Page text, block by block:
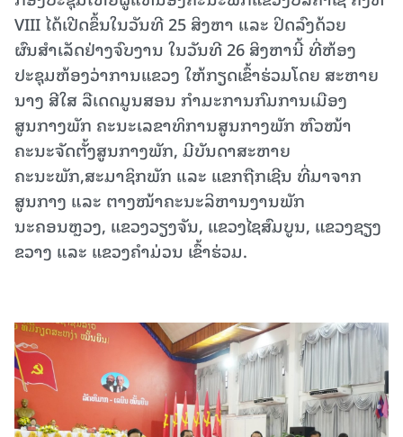
VIII ໄດ້ເປີດຂຶ້ນໃນວັນທີ 25 ສິງຫາ ແລະ ປິດລົງດ້ວຍ
ຜົນສຳເລັດຢ່າງຈົບງານ ໃນວັນທີ 26 ສິງຫານີ້ ທີ່ຫ້ອງ
ປະຊຸມຫ້ອງວ່າການແຂວງ ໃຫ້ກຽດເຂົ້າຮ່ວມໂດຍ ສະຫາຍ
ນາງ ສີໃສ ລືເດດມູນສອນ ກໍາມະການກົມການເມືອງ
ສູນກາງພັກ ຄະນະເລຂາທິການສູນກາງພັກ ຫົວໜ້າ
ຄະນະຈັດຕັ້ງສູນກາງພັກ, ມີບັນດາສະຫາຍ
ຄະນະພັກ,ສະມາຊິກພັກ ແລະ ແຂກຖືກເຊີນ ທີ່ມາຈາກ
ສູນກາງ ແລະ ຕາງໜ້າຄະນະລິຫານງານພັກ
ນະຄອນຫຼວງ, ແຂວງວຽງຈັນ, ແຂວງໄຊສົມບູນ, ແຂວງຊຽງ
ຂວາງ ແລະ ແຂວງຄຳມ່ວນ ເຂົ້າຮ່ວມ.